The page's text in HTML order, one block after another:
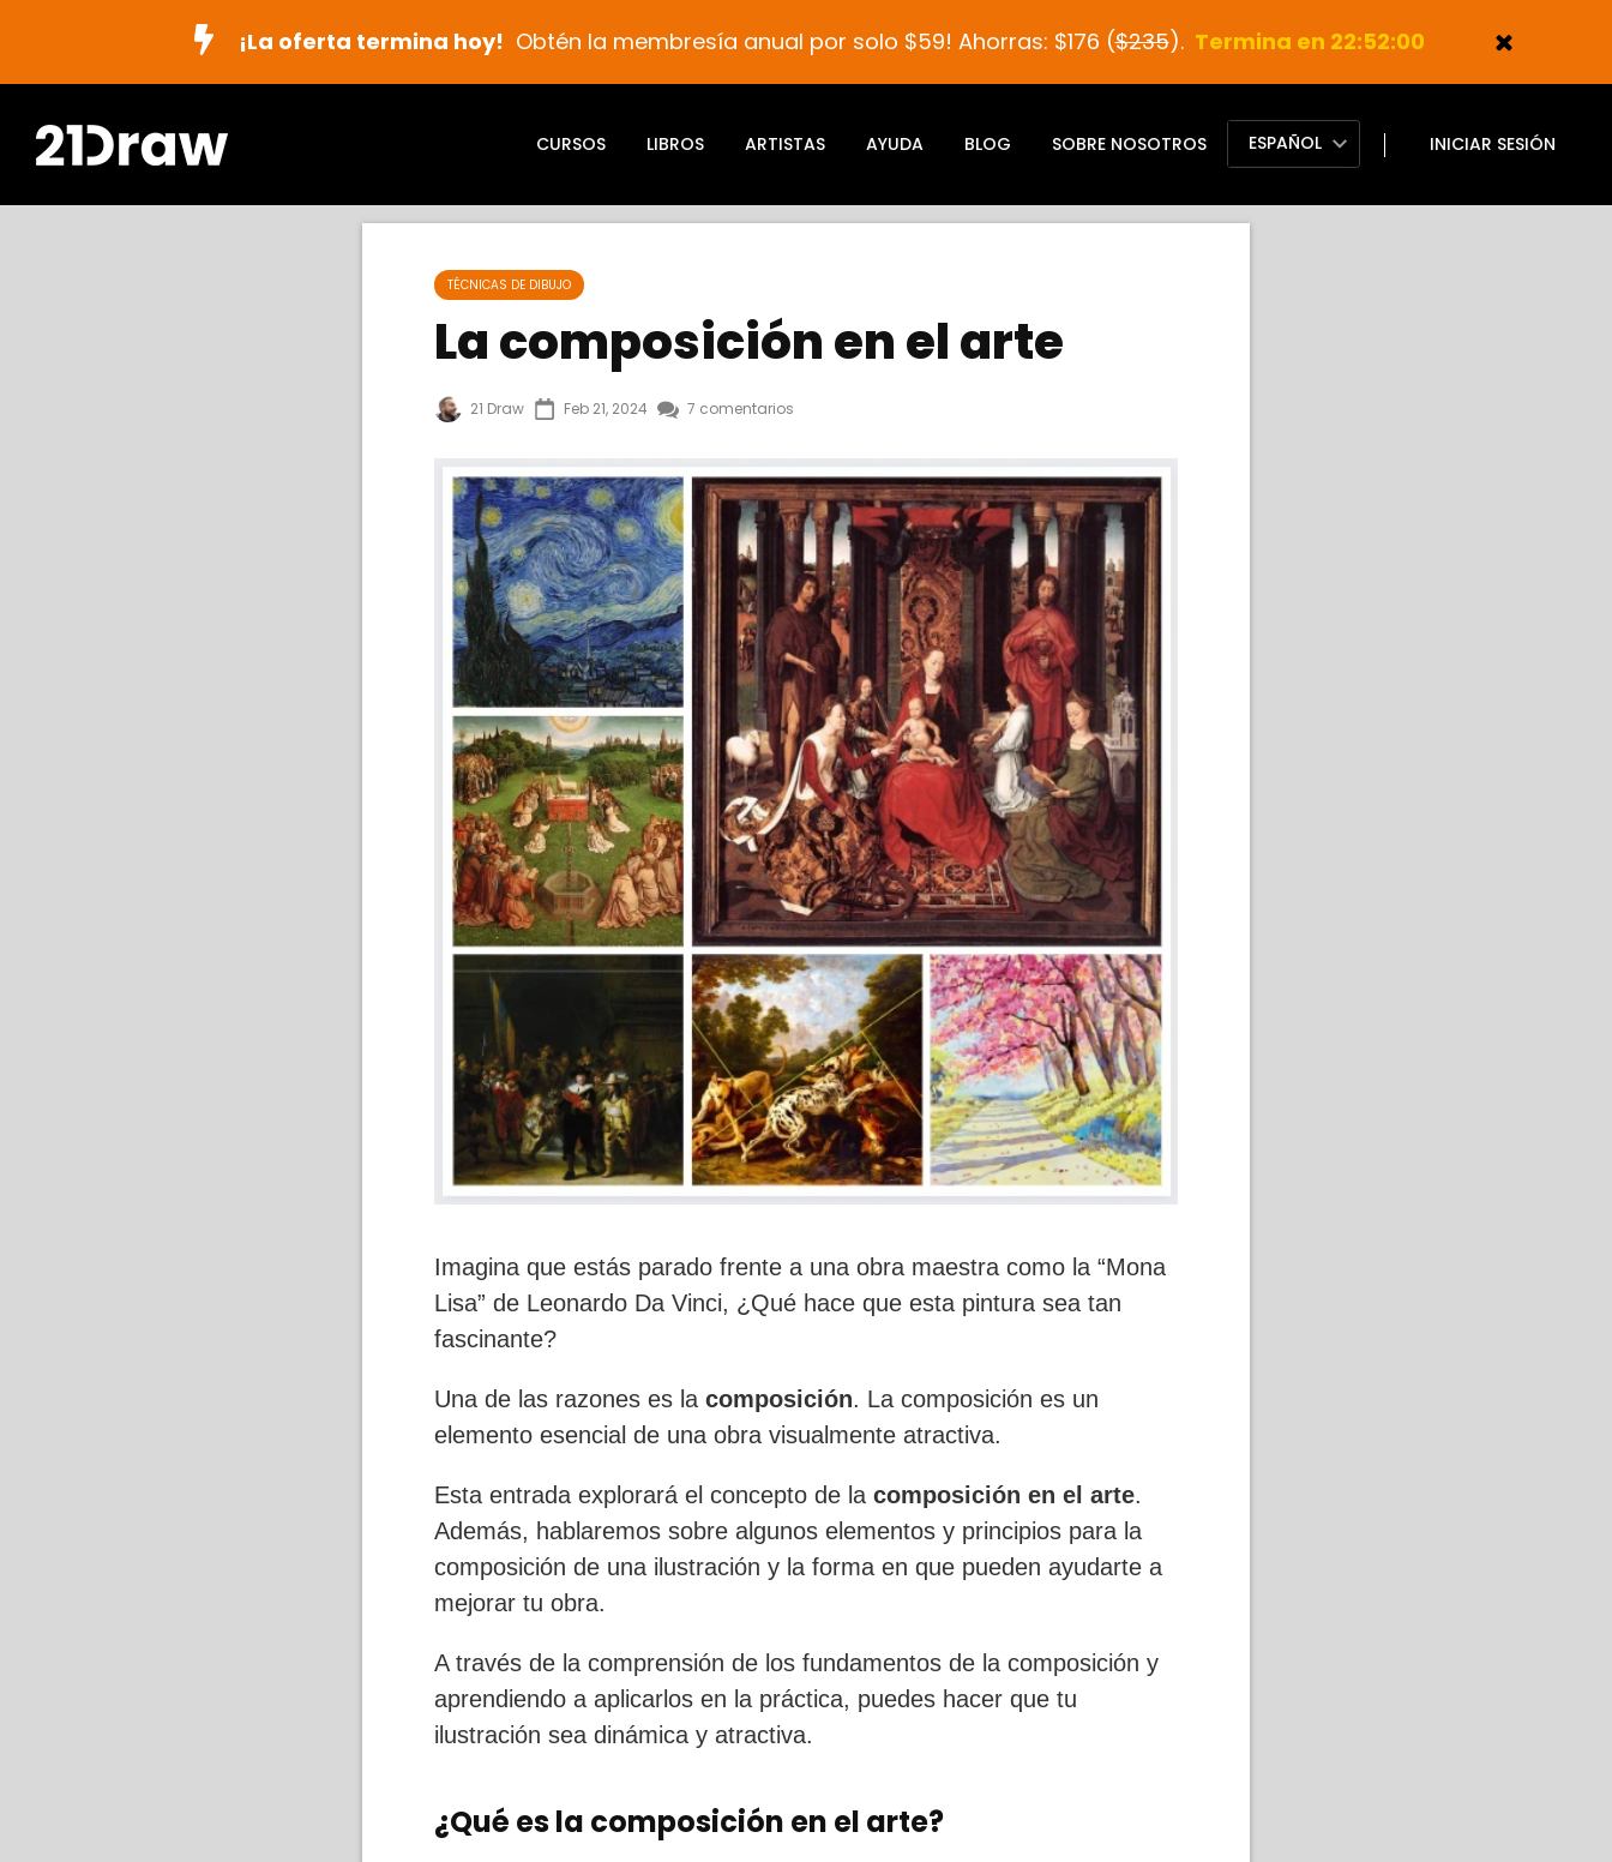
¡La oferta termina hoy! Obtén la membresía anual por solo $59! Ahorras: $176 ($235). Termina en 22:51:58
CURSOS LIBROS ARTISTAS AYUDA BLOG SOBRE NOSOTROS ESPAÑOL INICIAR SESIÓN
TÉCNICAS DE DIBUJO
La composición en el arte
21 Draw Feb 21, 2024 7 comentarios
Imagina que estás parado frente a una obra maestra como la “Mona
Lisa” de Leonardo Da Vinci, ¿Qué hace que esta pintura sea tan
fascinante?
Una de las razones es la composición. La composición es un
elemento esencial de una obra visualmente atractiva.
Esta entrada explorará el concepto de la composición en el arte.
Además, hablaremos sobre algunos elementos y principios para la
composición de una ilustración y la forma en que pueden ayudarte a
mejorar tu obra.
A través de la comprensión de los fundamentos de la composición y
aprendiendo a aplicarlos en la práctica, puedes hacer que tu
ilustración sea dinámica y atractiva.
¿Qué es la composición en el arte?